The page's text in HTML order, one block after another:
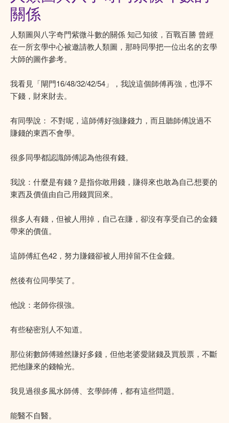
關係
人類圖與八字奇門紫微斗數的關係 知己知彼，百戰百勝 曾經
在一所玄學中心被邀請教人類圖，那時同學把一位出名的玄學
大師的圖作參考。
我看見「閘門16/48/32/42/54」，我說這個師傅再強，也淨不
下錢，財來財去。
有同學說： 不對呢，這師傅好強賺錢力，而且聽師傅說過不
賺錢的東西不會學。
很多同學都認識師傅認為他很有錢。
我說：什麼是有錢？是指你敢用錢，賺得來也敢為自己想要的
東西及價值由自己用錢買回來。
很多人有錢，但被人用掉，自己在賺，卻沒有享受自己的金錢
帶來的價值。
這師傅紅色42，努力賺錢卻被人用掉留不住金錢。
然後有位同學笑了。
他說：老師你很強。
有些秘密別人不知道。
那位術數師傅雖然賺好多錢，但他老婆愛賭錢及買股票，不斷
把他賺來的錢輸光。
我見過很多風水師傅、玄學師傅，都有這些問題。
能醫不自醫。